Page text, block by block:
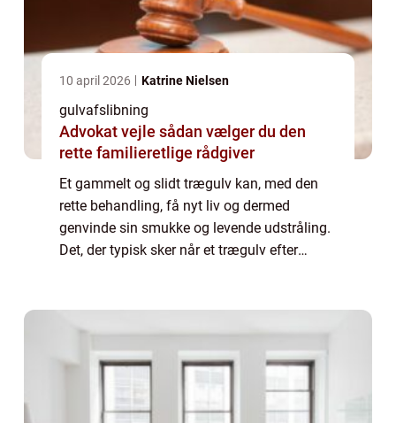
10 april 2026 Katrine Nielsen
gulvafslibning
Advokat vejle sådan vælger du den
rette familieretlige rådgiver
Et gammelt og slidt trægulv kan, med den
rette behandling, få nyt liv og dermed
genvinde sin smukke og levende udstråling.
Det, der typisk sker når et trægulv efter